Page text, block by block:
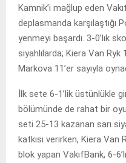
Kamnik’i mağlup eden
deplasmanda karşılaştığı
yenmeyi başardı. 3-0’lık
siyahlılarda; Kiera Van
Markova 11’er sayıyla
İlk sete 6-1’lik üstünlükle
bölümünde de rahat bir
seti 25-13 kazanan sarı
katkısı verirken, Kiera Van
blok yapan VakıfBank, 6-